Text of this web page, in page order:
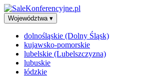
Województwa ▾
dolnośląskie (Dolny Śląsk)
kujawsko-pomorskie
lubelskie (Lubelszczyzna)
lubuskie
łódzkie